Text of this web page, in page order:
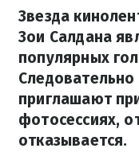
Звезда
Зои Салдана
популярных
приглашают
фотосессиях,
отказывается.